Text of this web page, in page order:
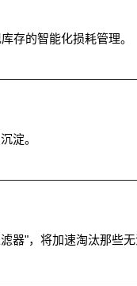
存的智能化损耗管理。
淀。
器"，将加速淘汰那些